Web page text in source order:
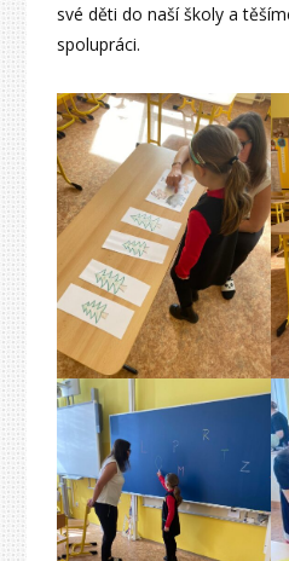
své děti do naší školy a
spolupráci.